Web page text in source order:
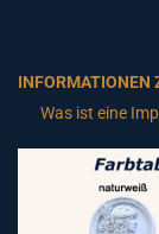
INFORMATIONEN
Was ist eine